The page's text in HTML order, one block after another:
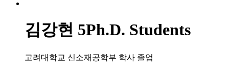
김강현 5Ph.D. Students
고려대학교 신소재공학부 학사 졸업